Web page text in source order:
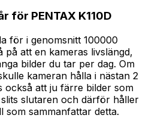
för PENTAX K110D
för i genomsnitt 100000
på att en kameras livslängd,
bilder du tar per dag. Om
kameran hålla i nästan 2
också att ju färre bilder som
slutaren och därför håller
som sammanfattar detta.